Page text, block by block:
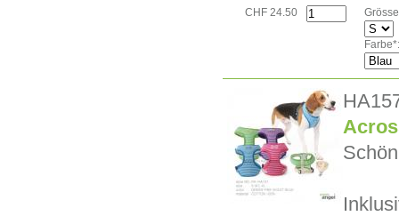
CHF 24.50
Farbe*: